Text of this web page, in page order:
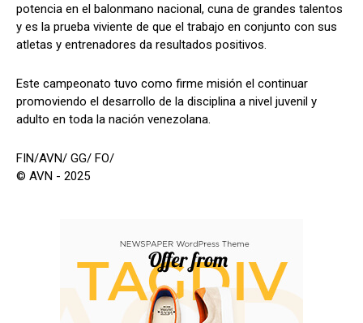
potencia en el balonmano nacional, cuna de grandes talentos
y es la prueba viviente de que el trabajo en conjunto con sus
atletas y entrenadores da resultados positivos.
Este campeonato tuvo como firme misión el continuar
promoviendo el desarrollo de la disciplina a nivel juvenil y
adulto en toda la nación venezolana.
FIN/AVN/ GG/ FO/
© AVN - 2025